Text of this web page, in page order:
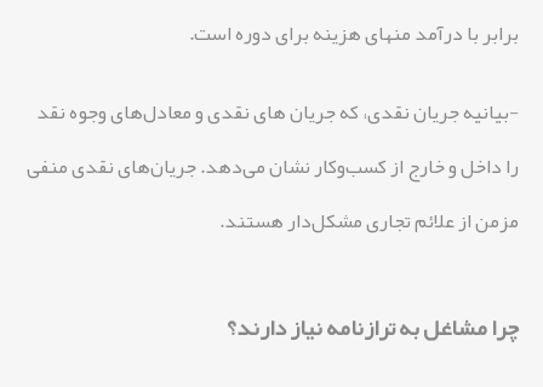
برابر با درآمد منهای هزینه برای دوره است.
-بیانیه جریان نقدی، که جریان های نقدی و معادل‌های وجوه نقد
را داخل و خارج از کسب‌وکار نشان می‌دهد. جریان‌های نقدی منفی
مزمن از علائم تجاری مشکل‌دار هستند.
چرا مشاغل به ترازنامه نیاز دارند؟